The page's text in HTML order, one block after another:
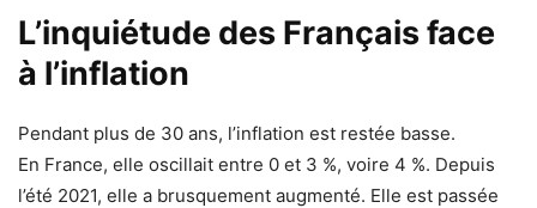
L’inquiétude des Français face
à l’inflation
Pendant plus de 30 ans, l’inflation est restée basse.
En France, elle oscillait entre 0 et 3 %, voire 4 %. Depuis
l’été 2021, elle a brusquement augmenté. Elle est passée